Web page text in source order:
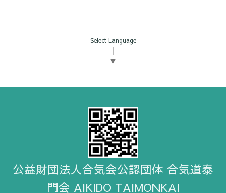
Select Language
▼
公益財団法人合気会公認団体 合気道泰
門会 AIKIDO TAIMONKAI